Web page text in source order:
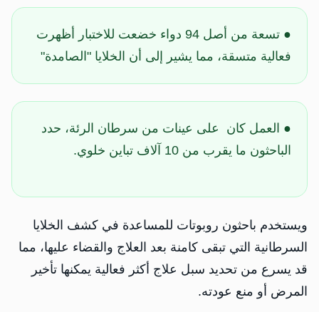
● تسعة من أصل 94 دواء خضعت للاختبار أظهرت
فعالية متسقة، مما يشير ​إلى أن الخلايا "الصامدة"
● العمل كان على عينات من سرطان الرئة، حدد
⁠الباحثون ما يقرب من 10 آلاف تباين خلوي.
ويستخدم باحثون روبوتات للمساعدة في كشف الخلايا
السرطانية التي تبقى كامنة بعد العلاج والقضاء ​عليها، مما
قد يسرع من تحديد سبل علاج ‌أكثر فعالية يمكنها تأخير
المرض أو منع عودته.